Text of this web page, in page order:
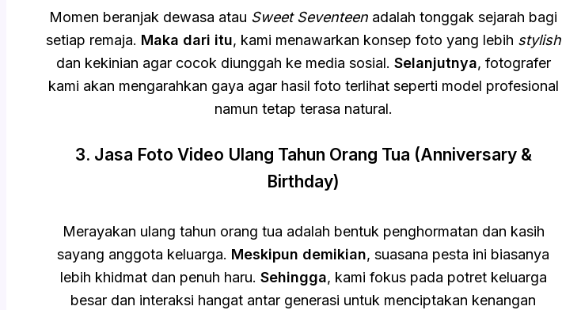
Momen beranjak dewasa atau Sweet Seventeen adalah tonggak sejarah bagi
setiap remaja. Maka dari itu, kami menawarkan konsep foto yang lebih stylish
dan kekinian agar cocok diunggah ke media sosial. Selanjutnya, fotografer
kami akan mengarahkan gaya agar hasil foto terlihat seperti model profesional
namun tetap terasa natural.
3. Jasa Foto Video Ulang Tahun Orang Tua (Anniversary &
Birthday)
Merayakan ulang tahun orang tua adalah bentuk penghormatan dan kasih
sayang anggota keluarga. Meskipun demikian, suasana pesta ini biasanya
lebih khidmat dan penuh haru. Sehingga, kami fokus pada potret keluarga
besar dan interaksi hangat antar generasi untuk menciptakan kenangan